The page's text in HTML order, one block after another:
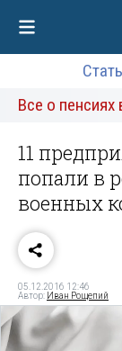
Все о пенсиях
11
попали в
военных
05.12.2016 12:46
Автор: Иван Рощепий